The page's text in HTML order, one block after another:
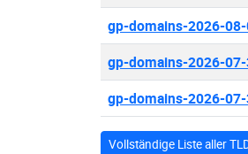
gp-domains-2026-
gp-domains-2026-
gp-domains-2026-
Vollständige Liste aller